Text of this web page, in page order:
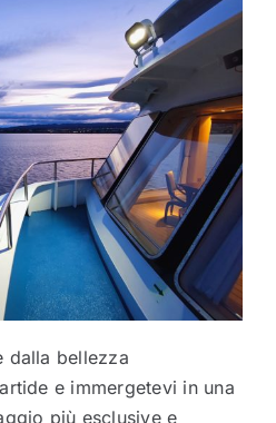
dalla bellezza
e immergetevi in una
più esclusive e